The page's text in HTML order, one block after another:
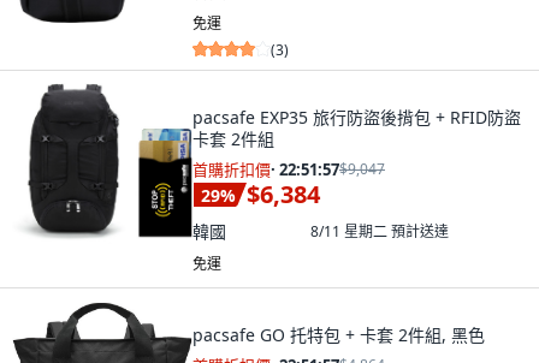
免運
(3)
pacsafe EXP35 旅行防盜後揹包 + RFID防盜
卡套 2件組
首購折扣價· 22:51:55$9,047
29% $6,384
韓國 8/11 星期二預計送達
免運
pacsafe GO 托特包 + 卡套 2件組, 黑色